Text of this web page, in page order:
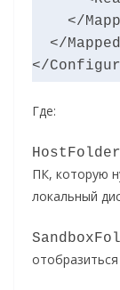
</
Где:
HostFolder
ПК, которую
локальный